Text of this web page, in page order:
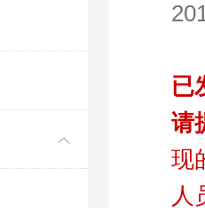
已
请
现
人